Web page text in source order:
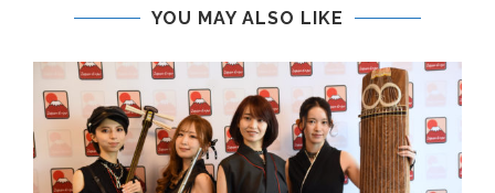
YOU MAY ALSO LIKE